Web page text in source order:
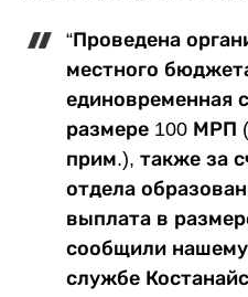
“Проведена
местного
единовременная
размере 100 МРП
прим.), также за
отдела
выплата в
сообщили
службе